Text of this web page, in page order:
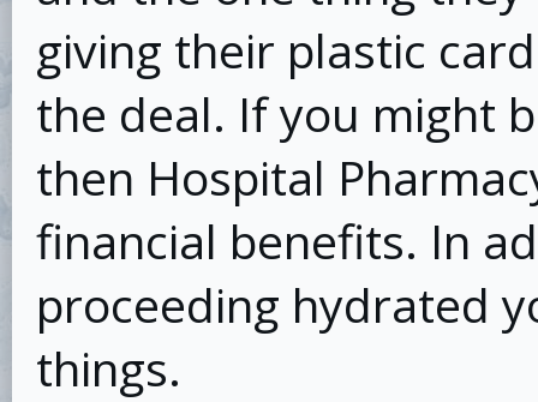
giving their plastic
the deal. If you might
then Hospital
financial benefits. In
proceeding hydrated
things.